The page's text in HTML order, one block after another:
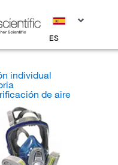
ES
individual
de aire